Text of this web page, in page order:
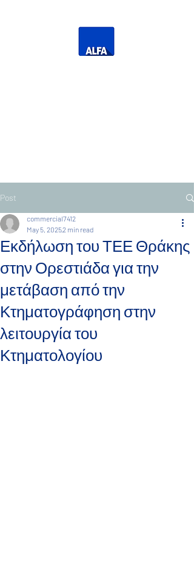
Post
Εκδήλωση του ΤΕΕ Θράκης
στην Ορεστιάδα για την
μετάβαση από την
Κτηματογράφηση στην
λειτουργία του
Κτηματολογίου
commercial7412
May 5, 20252 min read